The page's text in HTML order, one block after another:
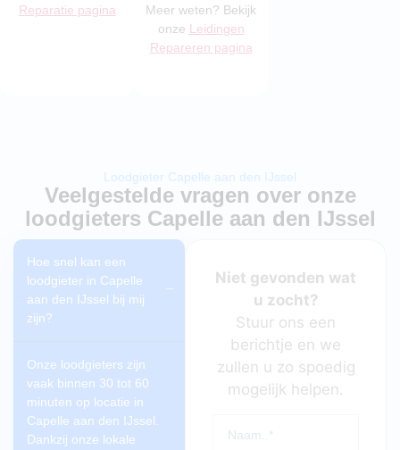
Reparatie pagina
Meer weten? Bekijk
onze Leidingen
Repareren pagina
Loodgieter Capelle aan den IJssel
Veelgestelde vragen over onze
loodgieters Capelle aan den IJssel
Hoe snel kan een
loodgieter in Capelle
aan den IJssel bij mij
zijn?
Onze loodgieters zijn
vaak binnen 30 tot 60
minuten op locatie in
Capelle aan den IJssel.
Dankzij onze lokale
Niet gevonden wat
u zocht?
Stuur ons een
berichtje en we
zullen u zo spoedig
mogelijk helpen.